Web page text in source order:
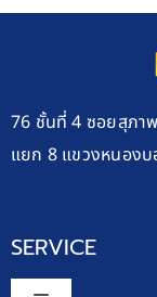
76 ชั้นที่ 4 ซอยสุภา
แยก 8 แขวงหนองบ
SERVICE